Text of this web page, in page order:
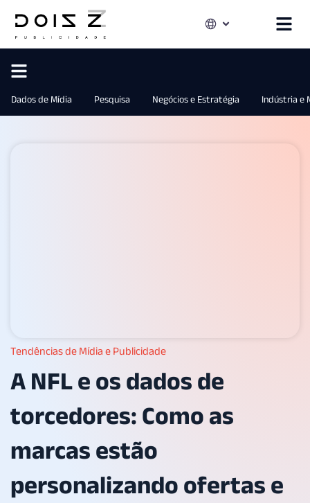
Dados de Mídia Pesquisa Negócios e Estratégia Indústria e
Tendências de Mídia e Publicidade
A NFL e os dados de
torcedores: Como as
marcas estão
personalizando ofertas e